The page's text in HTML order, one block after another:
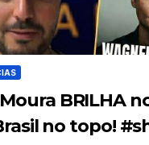
BRILHA
no topo!